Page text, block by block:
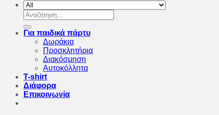
Αναζήτηση
για:
Για παιδικά πάρτυ
Δωράκια
Προσκλητήρια
Διακόσμηση
Αυτοκόλλητα
T-shirt
Διάφορα
Επικοινωνία